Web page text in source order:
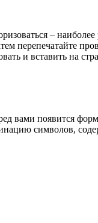
–
перепечатайте
и вставить на
вами появится
символов,